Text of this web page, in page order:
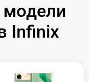
Infinix